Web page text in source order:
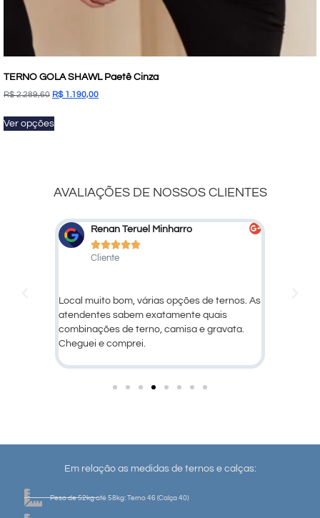
TERNO GOLA SHAWL Paetê Cinza
R$2.289,60 R$1.190,00
Ver opções
AVALIAÇÕES DE NOSSOS CLIENTES
Marcelo Marcato

Cliente
Ótimo atendimento e qualidade dos
produtos!
Em relação as medidas de ternos e calças:
Peso de 52kg até 58kg: Terno 46 (Calça 40)